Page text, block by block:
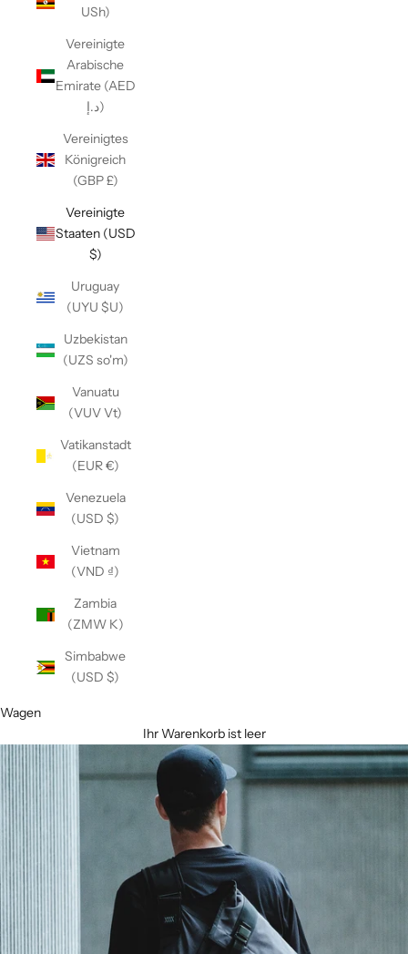
USh)
Vereinigte
Arabische
Emirate (AED
د.إ)
Vereinigtes
Königreich
(GBP £)
Vereinigte
Staaten (USD
$)
Uruguay
(UYU $U)
Uzbekistan
(UZS so'm)
Vanuatu
(VUV Vt)
Vatikanstadt
(EUR €)
Venezuela
(USD $)
Vietnam
(VND ₫)
Zambia
(ZMW K)
Simbabwe
(USD $)
Wagen
Ihr Warenkorb ist leer